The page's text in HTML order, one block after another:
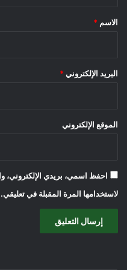
*
الاسم *
البريد الإلكتروني *
الموقع الإلكتروني
احفظ اسمي، بريدي الإلكتروني،
لاستخدامها المرة المقبلة في تعليقي.